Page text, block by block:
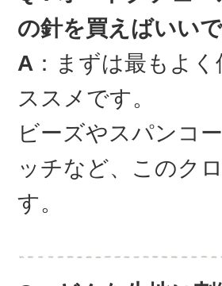
の針を買えばいい
A ：まずは最もよ
ススメです。
ビーズやスパンコ
ッチなど、このク
す。